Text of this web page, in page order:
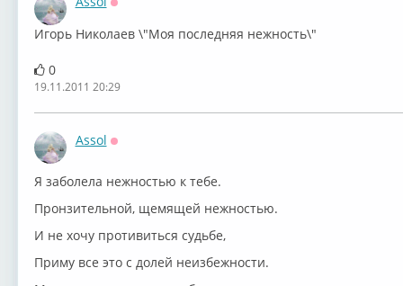
Игорь Николаев \"Моя последняя нежность\"
0
19.11.2011 20:29
Assol
Я заболела нежностью к тебе.
Пронзительной, щемящей нежностью.
И не хочу противиться судьбе,
Приму все это с долей неизбежности.